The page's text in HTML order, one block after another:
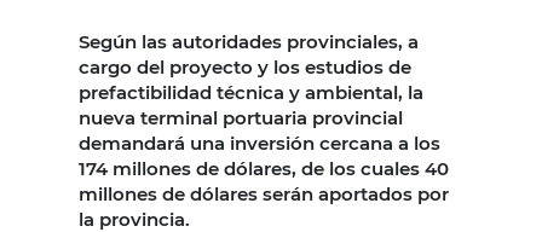
Según las autoridades provinciales, a
cargo del proyecto y los estudios de
prefactibilidad técnica y ambiental, la
nueva terminal portuaria provincial
demandará una inversión cercana a los
174 millones de dólares, de los cuales 40
millones de dólares serán aportados por
la provincia.